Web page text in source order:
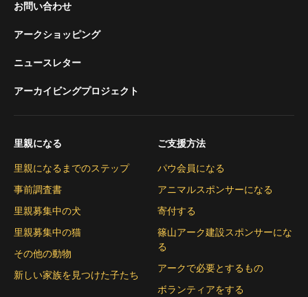
お問い合わせ
アークショッピング
ニュースレター
アーカイビングプロジェクト
里親になる
里親になるまでのステップ
事前調査書
里親募集中の犬
里親募集中の猫
その他の動物
新しい家族を見つけた子たち
ご支援方法
パウ会員になる
アニマルスポンサーになる
寄付する
篠山アーク建設スポンサーにな
る
アークで必要とするもの
ボランティアをする